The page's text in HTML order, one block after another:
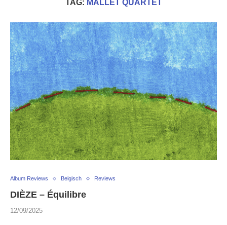
TAG: MALLET QUARTET
Album Reviews Belgisch Reviews
DIÈZE – Équilibre
12/09/2025